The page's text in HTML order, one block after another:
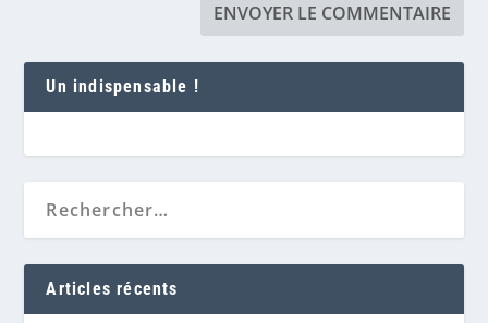
Un indispensable !
Articles récents